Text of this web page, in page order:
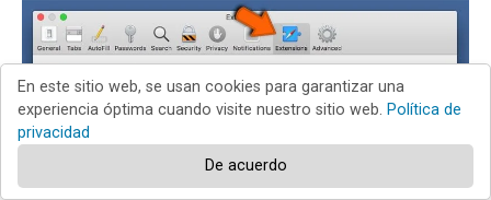
En este sitio web, se usan cookies para garantizar una
experiencia óptima cuando visite nuestro sitio web. Política de
privacidad
De acuerdo